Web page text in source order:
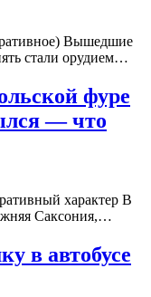
Вышедшие
стали орудием…
фуре
— что
характер В
Саксония,…
в автобусе